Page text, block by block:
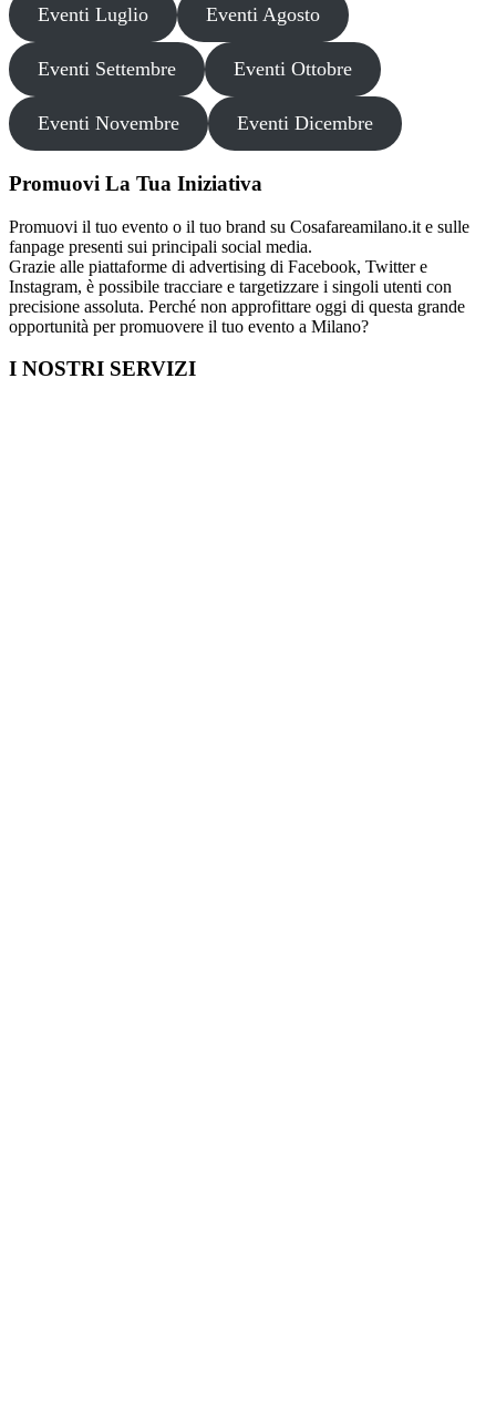
Eventi Luglio Eventi Agosto
Eventi Settembre Eventi Ottobre
Eventi Novembre Eventi Dicembre
Promuovi La Tua Iniziativa
Promuovi il tuo evento o il tuo brand su Cosafareamilano.it e sulle
fanpage presenti sui principali social media.
Grazie alle piattaforme di advertising di Facebook, Twitter e
Instagram, è possibile tracciare e targetizzare i singoli utenti con
precisione assoluta. Perché non approfittare oggi di questa grande
opportunità per promuovere il tuo evento a Milano?
I NOSTRI SERVIZI